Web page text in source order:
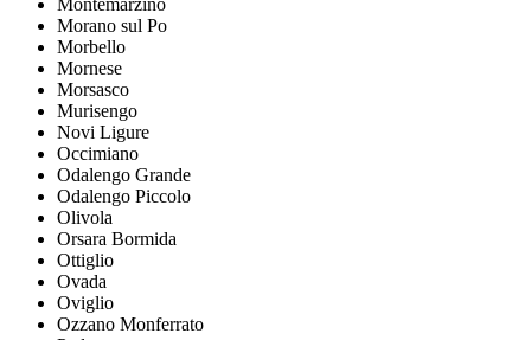
Montemarzino
Morano sul Po
Morbello
Mornese
Morsasco
Murisengo
Novi Ligure
Occimiano
Odalengo Grande
Odalengo Piccolo
Olivola
Orsara Bormida
Ottiglio
Ovada
Oviglio
Ozzano Monferrato